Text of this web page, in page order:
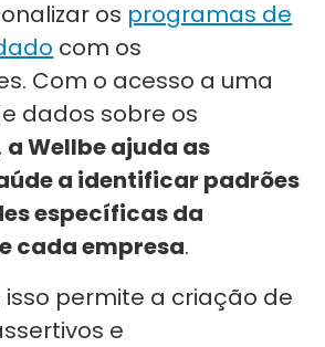
os programas de
com os
Com o acesso a uma
dados sobre os
a Wellbe ajuda as
a identificar padrões
específicas da
cada empresa.
isso permite a criação de
e